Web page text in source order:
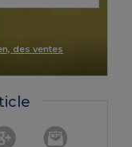
des ventes